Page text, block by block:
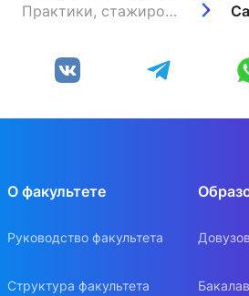
Практики, стажировки и трудоустройство
О факультете
Руководство факультета
Структура факультета